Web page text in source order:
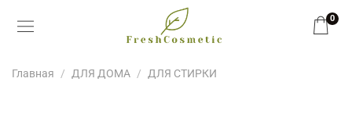
0
Главная ДЛЯ ДОМА ДЛЯ СТИРКИ